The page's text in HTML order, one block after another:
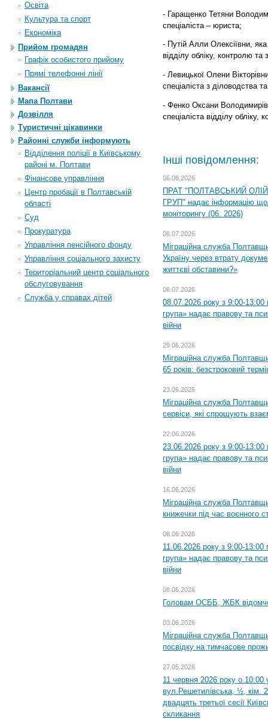
Освіта
Культура та спорт
Економіка
Прийом громадян
Графік особистого прийому
Прямі телефонні лінії
Вакансії
Мапа Полтави
Дозвілля
Туристичні цікавинки
Районні служби інформують
Відділення поліції в Київському
районі м. Полтави
Фінансове управління
Центр пробації в Полтавській
області
Суд
Прокуратура
Управління пенсійного фонду
Управління соціального захисту
Територіальний центр соціального
обслуговування
Служба у справах дітей
- Гаращенко Тетяни
спеціаліста – юриста;
- Путій Алли Олексіївни,
відділу обліку, контролю та
- Левицької Олени
спеціаліста з діловодства
- Фенко Оксани
спеціаліста відділу обліку,
Інші повідомлення:
06.08.2026
ПРАТ "ПОЛТАВСЬКИЙ
ГРУП" надає інформацію
моніторингу (06. 2026)
08.07.2026
Міграційна служба
Україну через втрату
життєві обставини?»
06.07.2026
08.07.2026 року з 9:00-13:00
група» надає правову та
війни
29.06.2026
Міграційна служба
65 років: безстроковий
23.06.2026
Міграційна служба
сервіси, які спрощують
22.06.2026
23.06.2026 року з 9:00-13:00
група» надає правову та
війни
16.06.2026
Міграційна служба
книжечки під час воєнного
08.06.2026
11.06.2026 року з 9:00-13:00
група» надає правову та
війни
08.06.2026
Головам ОСББ, ЖБК
03.06.2026
Міграційна служба
посвідку на тимчасове
27.05.2026
11 червня 2026 року о 10:00
вул.Решетилівська, ½, кім.
двадцять третьої сесії
скликання